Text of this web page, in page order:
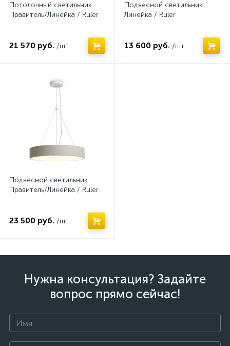
Потолочный светильник
Правитель/Линейка / Ruler
21 570 руб. /шт
Подвесной светильник
Линейка / Ruler
13 600 руб. /шт
Подвесной светильник
Правитель/Линейка / Ruler
23 500 руб. /шт
Нужна консультация? Задайте
вопрос прямо сейчас!